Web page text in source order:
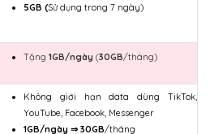
5GB (Sử dụng trong 7 ngày)
Tặng 1GB/ngày (30GB/tháng)
Không giới hạn data dùng TikTok,
YouTube, Facebook, Messenger
1GB/ngày ⇒ 30GB/tháng